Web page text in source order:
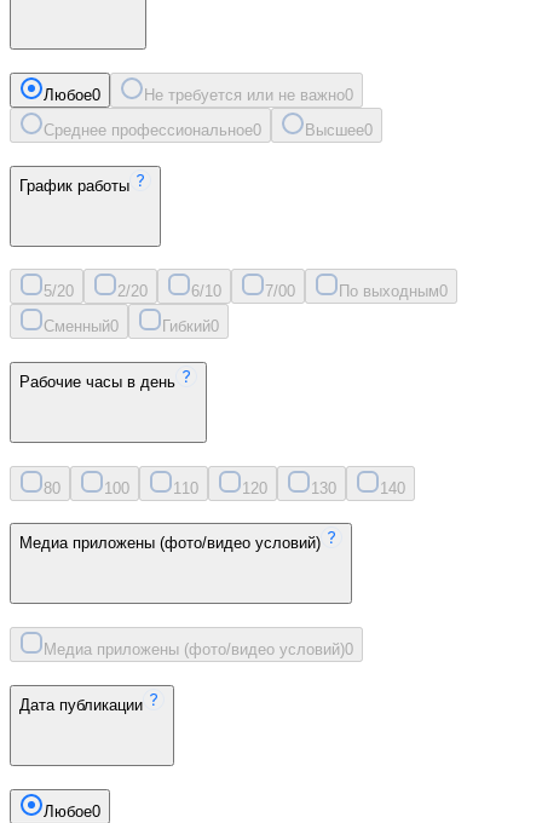
Любое0 Не требуется или не важно0
Среднее профессиональное0 Высшее0
График работы
5/20 2/20 6/10 7/00 По выходным0
Сменный0 Гибкий0
Рабочие часы в день
80 100 11 0 120 130 140
Медиа приложены (фото/видео условий)
Медиа приложены (фото/видео условий)0
Дата публикации
Любое0